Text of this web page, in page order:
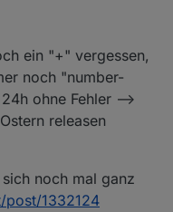
ein "+" vergessen,
noch "number-
ohne Fehler -->
releasen
noch mal ganz
1332124